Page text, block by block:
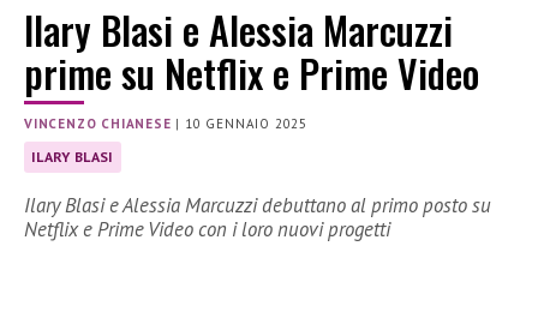
Ilary Blasi e Alessia Marcuzzi
prime su Netflix e Prime Video
VINCENZO CHIANESE | 10 GENNAIO 2025
ILARY BLASI
Ilary Blasi e Alessia Marcuzzi debuttano al primo posto su
Netflix e Prime Video con i loro nuovi progetti